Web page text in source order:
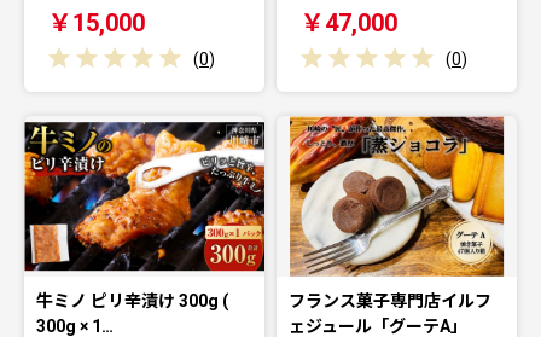
￥15,000
(0)
￥47,000
(0)
牛ミノ ピリ辛漬け 300g (
300g × 1…
フランス菓子専門店イルフ
ェジュール「グーテA」